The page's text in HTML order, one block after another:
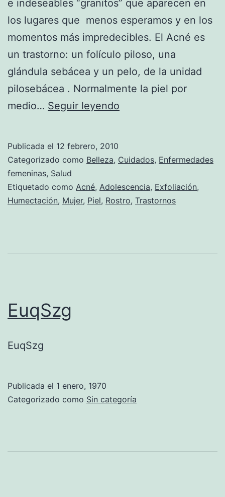
e indeseables “granitos” que aparecen en
los lugares que menos esperamos y en los
momentos más impredecibles. El Acné es
un trastorno: un folículo piloso, una
glándula sebácea y un pelo, de la unidad
pilosebácea . Normalmente la piel por
medio… Seguir leyendo
Publicada el 12 febrero, 2010
Categorizado como Belleza, Cuidados, Enfermedades
femeninas, Salud
Etiquetado como Acné, Adolescencia, Exfoliación,
Humectación, Mujer, Piel, Rostro, Trastornos
EuqSzg
EuqSzg
Publicada el 1 enero, 1970
Categorizado como Sin categoría